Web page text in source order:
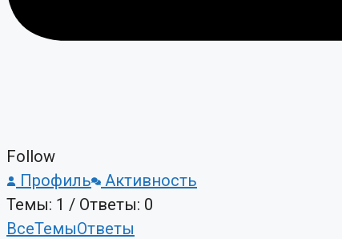
Follow
Профиль
Активность
Темы: 1 / Ответы: 0
ВсеТемыОтветы